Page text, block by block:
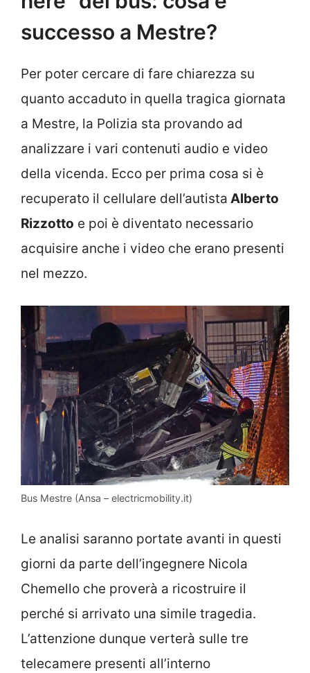
successo a Mestre?
Per poter cercare di fare chiarezza su
quanto accaduto in quella tragica giornata
a Mestre, la Polizia sta provando ad
analizzare i vari contenuti audio e video
della vicenda. Ecco per prima cosa si è
recuperato il cellulare dell’autista Alberto
Rizzotto e poi è diventato necessario
acquisire anche i video che erano presenti
nel mezzo.
Bus Mestre (Ansa – electricmobility.it)
Le analisi saranno portate avanti in questi
giorni da parte dell’ingegnere Nicola
Chemello che proverà a ricostruire il
perché si arrivato una simile tragedia.
L’attenzione dunque verterà sulle tre
telecamere presenti all’interno